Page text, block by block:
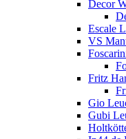
Decor
Escale
VS
Fritz
Gio
Gubi